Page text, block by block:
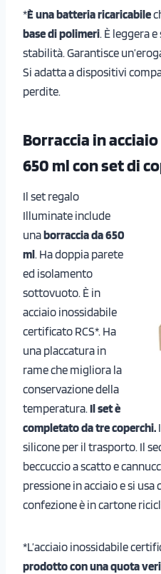
*È una batteria ricaricabile
base di polimeri. È leggera
stabilità. Garantisce
Si adatta a dispositivi
perdite.
Borraccia in
650 ml con set di
Il set regalo
Illuminate include
unaborraccia da 650
ml. Ha doppia parete
ed isolamento
sottovuoto. È in
acciaio inossidabile
certificato RCS*. Ha
una placcatura in
rame che migliora la
conservazione della
temperatura. Il set è
completato da tre coperchi.
silicone per il trasporto. Il
beccuccio a scatto e
pressione in acciaio e si usa
confezione è in cartone
*L’acciaio inossidabile
prodotto con una quota